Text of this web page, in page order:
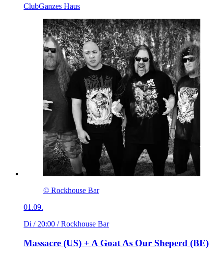
ClubGanzes Haus
© Rockhouse Bar
01.09.
Di / 20:00 / Rockhouse Bar
Massacre (US) + A Goat As Our Sheperd (BE)